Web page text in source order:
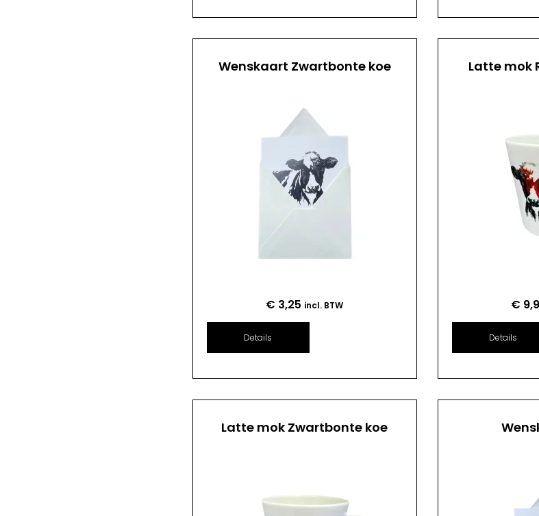
Wenskaart Zwartbonte koe
€ 3,25 incl. BTW
Details
Latte mok
€
Details
Latte mok Zwartbonte koe